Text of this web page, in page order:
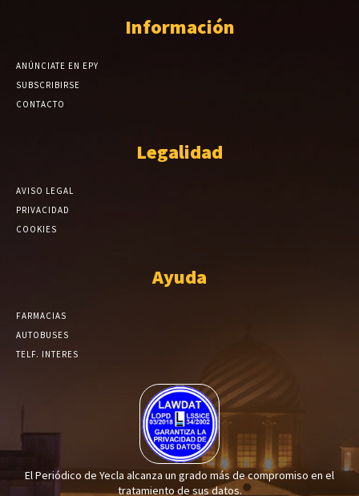
Información
ANÚNCIATE EN EPY
SUBSCRIBIRSE
CONTACTO
Legalidad
AVISO LEGAL
PRIVACIDAD
COOKIES
Ayuda
FARMACIAS
AUTOBUSES
TELF. INTERES
El Periódico de Yecla alcanza un grado más de compromiso en el
tratamiento de sus datos.